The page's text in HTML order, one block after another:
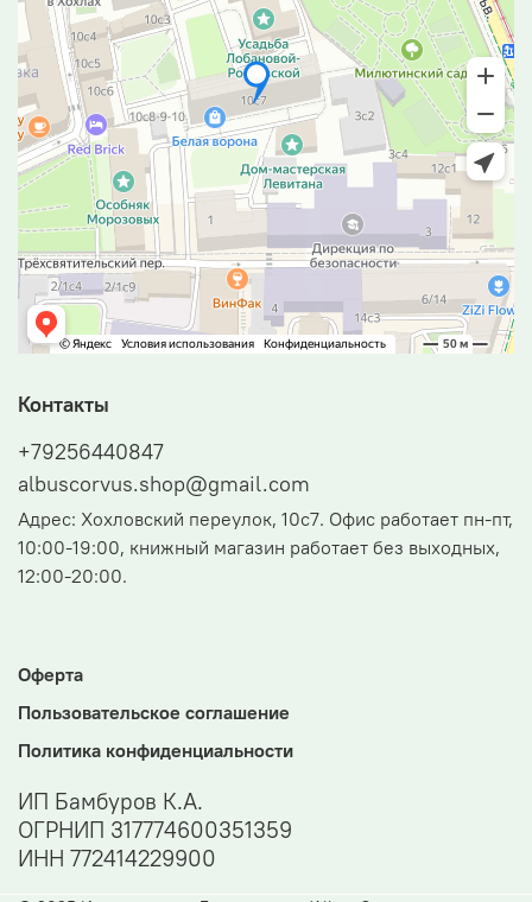
Контакты
+79256440847
albuscorvus.shop@gmail.com
Адрес: Хохловский переулок, 10с7. Офис работает пн-пт,
10:00-19:00, книжный магазин работает без выходных,
12:00-20:00.
Оферта
Пользовательское соглашение
Политика конфиденциальности
ИП Бамбуров К.А.
ОГРНИП 317774600351359
ИНН 772414229900